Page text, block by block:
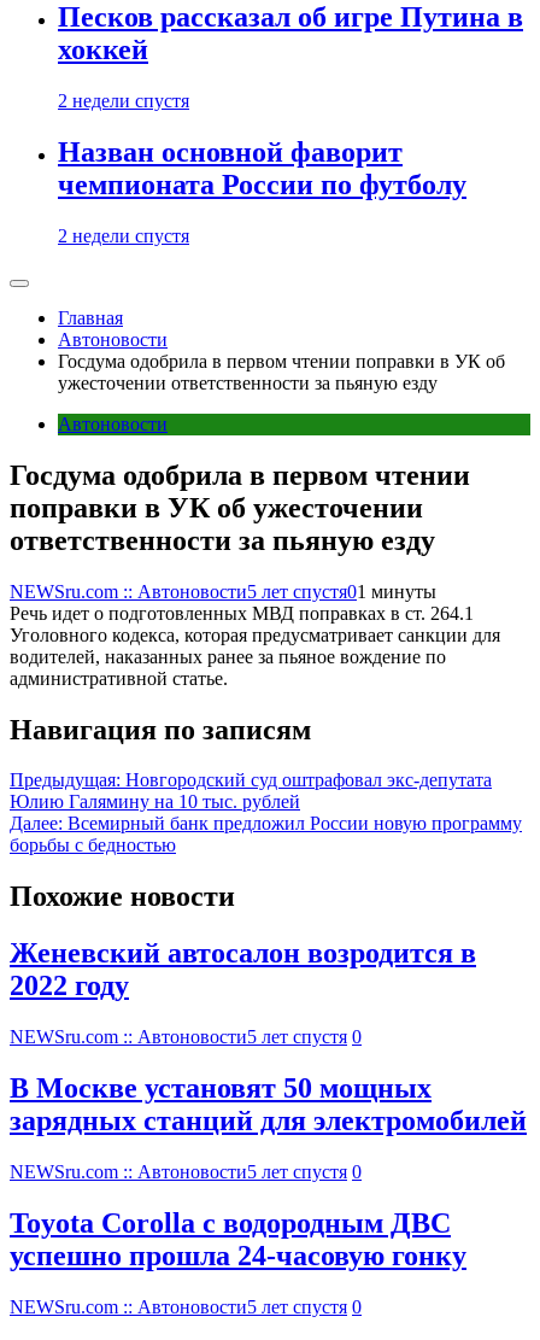
Песков рассказал об игре Путина в
хоккей
2 недели спустя
Назван основной фаворит
чемпионата России по футболу
2 недели спустя
Главная
Автоновости
Госдума одобрила в первом чтении поправки в УК об
ужесточении ответственности за пьяную езду
Автоновости
Госдума одобрила в первом чтении
поправки в УК об ужесточении
ответственности за пьяную езду
NEWSru.com :: Автоновости5 лет спустя01 минуты
Речь идет о подготовленных МВД поправках в ст. 264.1
Уголовного кодекса, которая предусматривает санкции для
водителей, наказанных ранее за пьяное вождение по
административной статье.
Навигация по записям
Предыдущая: Новгородский суд оштрафовал экс-депутата
Юлию Галямину на 10 тыс. рублей
Далее: Всемирный банк предложил России новую программу
борьбы с бедностью
Похожие новости
Женевский автосалон возродится в
2022 году
NEWSru.com :: Автоновости5 лет спустя 0
В Москве установят 50 мощных
зарядных станций для электромобилей
NEWSru.com :: Автоновости5 лет спустя 0
Toyota Corolla с водородным ДВС
успешно прошла 24-часовую гонку
NEWSru.com :: Автоновости5 лет спустя 0